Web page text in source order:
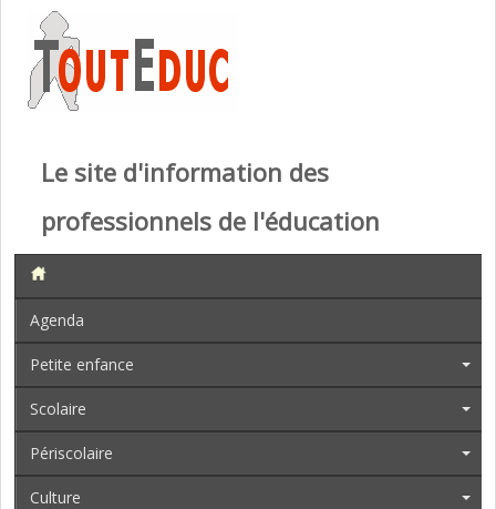
Le site d'information des
professionnels de l'éducation
Agenda
Petite enfance
Scolaire
Périscolaire
Culture